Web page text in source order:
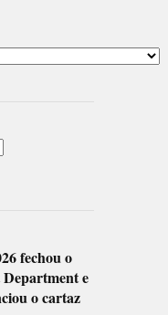
fechou o
Department e
o cartaz